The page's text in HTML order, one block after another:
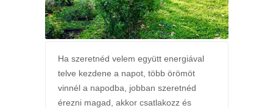
Ha szeretnéd velem együtt energiával
telve kezdene a napot, több örömöt
vinnél a napodba, jobban szeretnéd
érezni magad, akkor csatlakozz és